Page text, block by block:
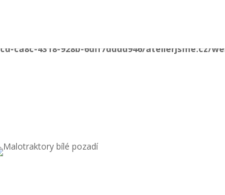
ca8c-4318-928b-6dff7dddd946/atelierjsme.cz/
ca8c-4318-928b-6dff7dddd946/atelierjsme.cz/